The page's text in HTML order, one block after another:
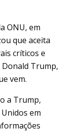
ONU, em
que aceita
críticos e
Donald Trump,
vem.
a Trump,
em